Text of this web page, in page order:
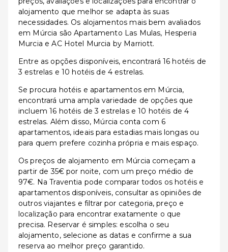
alojamento que melhor se adapta às suas
necessidades. Os alojamentos mais bem avaliados
em Múrcia são Apartamento Las Mulas, Hesperia
Murcia e AC Hotel Murcia by Marriott.
Entre as opções disponíveis, encontrará 16 hotéis de
3 estrelas e 10 hotéis de 4 estrelas.
Se procura hotéis e apartamentos em Múrcia,
encontrará uma ampla variedade de opções que
incluem 16 hotéis de 3 estrelas e 10 hotéis de 4
estrelas. Além disso, Múrcia conta com 6
apartamentos, ideais para estadias mais longas ou
para quem prefere cozinha própria e mais espaço.
Os preços de alojamento em Múrcia começam a
partir de 35€ por noite, com um preço médio de
97€. Na Traventia pode comparar todos os hotéis e
apartamentos disponíveis, consultar as opiniões de
outros viajantes e filtrar por categoria, preço e
localização para encontrar exatamente o que
precisa. Reservar é simples: escolha o seu
alojamento, selecione as datas e confirme a sua
reserva ao melhor preço garantido.